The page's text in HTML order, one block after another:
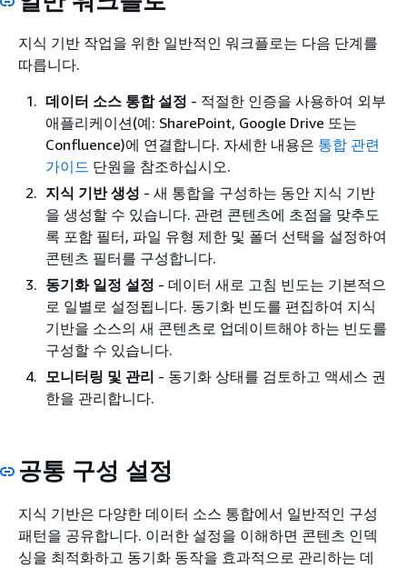
지식 기반 작업을 위한 일반적인 워크플로는 다음 단계를
따릅니다.
데이터 소스 통합 설정 - 적절한 인증을 사용하여 외부
애플리케이션(예: SharePoint, Google Drive 또는
Confluence)에 연결합니다. 자세한 내용은 통합 관련
가이드 단원을 참조하십시오.
지식 기반 생성 - 새 통합을 구성하는 동안 지식 기반
을 생성할 수 있습니다. 관련 콘텐츠에 초점을 맞추도
록 포함 필터, 파일 유형 제한 및 폴더 선택을 설정하여
콘텐츠 필터를 구성합니다.
동기화 일정 설정 - 데이터 새로 고침 빈도는 기본적으
로 일별로 설정됩니다. 동기화 빈도를 편집하여 지식
기반을 소스의 새 콘텐츠로 업데이트해야 하는 빈도를
구성할 수 있습니다.
모니터링 및 관리 - 동기화 상태를 검토하고 액세스 권
한을 관리합니다.
공통 구성 설정
지식 기반은 다양한 데이터 소스 통합에서 일반적인 구성
패턴을 공유합니다. 이러한 설정을 이해하면 콘텐츠 인덱
싱을 최적화하고 동기화 동작을 효과적으로 관리하는 데